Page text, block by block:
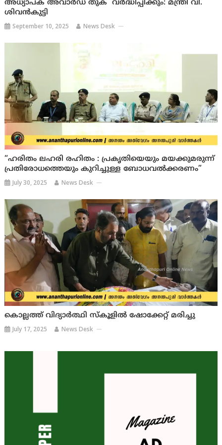
അധ്യാപക അവാർഡ് തുക വർദ്ധിപ്പിക്കും: മന്ത്രി വി.
ശിവൻകുട്ടി
September 10, 2025 News Desk
“ഹരിതം ലഹരി രഹിതം : പ്രകൃതിയെയും മയക്കുമരുന്ന്
പ്രതിരോധത്തെയും കുറിച്ചുള്ള ബോധവൽക്കരണം”
July 30, 2025 News Desk
കൊല്ലത്ത് വിദ്യാര്‍ത്ഥി സ്കൂളിൽ ഷോക്കേറ്റ് മരിച്ചു
July 17, 2025 News Desk